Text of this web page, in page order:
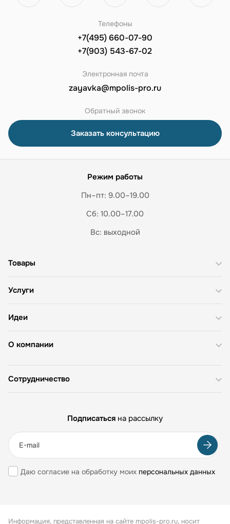
Телефоны
+7(495) 660-07-90
+7(903) 543-67-02
Электронная почта
zayavka@mpolis-pro.ru
Обратный звонок
Заказать консультацию
Режим работы
Пн–пт: 9.00–19.00
Сб: 10.00–17.00
Вс: выходной
О компании
Товары
Услуги
Идеи
Сотрудничество
Подписаться на рассылку
Даю согласие на обработку моих персональных данных
Информация, представленная на сайте mpolis-pro.ru, носит